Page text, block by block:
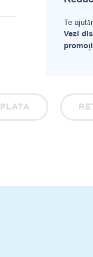
Te
Vezi
PLATA